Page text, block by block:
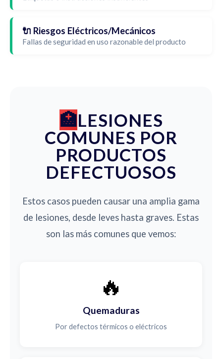
🔌 Riesgos Eléctricos/Mecánicos
Fallas de seguridad en uso razonable del producto
LESIONES
COMUNES POR
PRODUCTOS
DEFECTUOSOS
Estos casos pueden causar una amplia gama
de lesiones, desde leves hasta graves. Estas
son las más comunes que vemos:
🔥
Quemaduras
Por defectos térmicos o eléctricos